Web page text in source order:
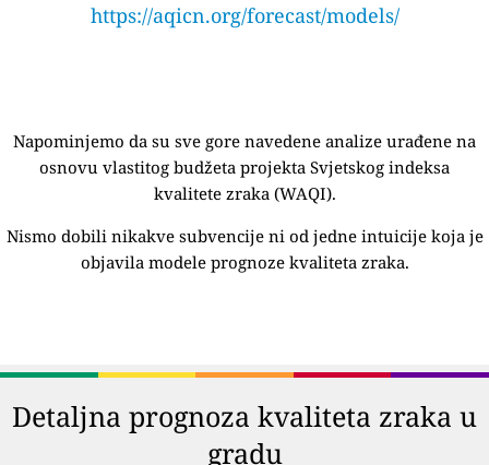
https://aqicn.org/forecast/models/
Napominjemo da su sve gore navedene analize urađene na
osnovu vlastitog budžeta projekta Svjetskog indeksa
kvalitete zraka (WAQI).
Nismo dobili nikakve subvencije ni od jedne intuicije koja je
objavila modele prognoze kvaliteta zraka.
Detaljna prognoza kvaliteta zraka u
gradu